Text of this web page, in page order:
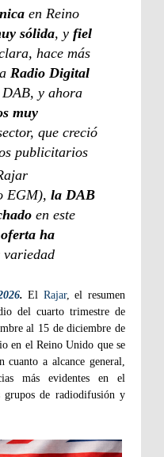
en Reino
sólida, y fiel
hace más
Radio Digital
y ahora
muy
que creció
publicitarios
EGM), la DAB
en este
ha
variedad
.El Rajar, el resumen
del cuarto trimestre de
al 15 de diciembre de
en el Reino Unido que se
cuanto a alcance general,
más evidentes en el
grupos de radiodifusión y